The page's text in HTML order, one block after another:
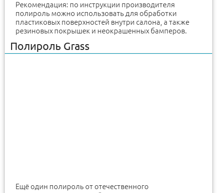
Рекомендация: по инструкции производителя
полироль можно использовать для обработки
пластиковых поверхностей внутри салона, а также
резиновых покрышек и неокрашенных бамперов.
Полироль Grass
Ещё один полироль от отечественного